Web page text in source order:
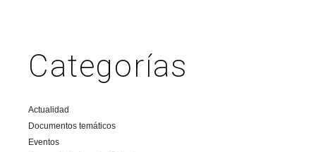
Categorías
Actualidad
Documentos temáticos
Eventos